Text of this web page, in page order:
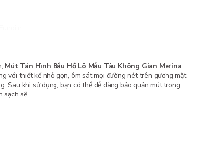
Mút Tán Hình Bầu Hồ Lô Mẫu Tàu Không Gian Merina
với thiết kế nhỏ gọn, ôm sát mọi đường nét trên gương mặt
Sau khi sử dụng, bạn có thể dễ dàng bảo quản mút trong
sạch sẽ.